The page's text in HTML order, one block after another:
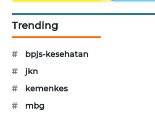
Trending
#
bpjs-kesehatan
#
jkn
#
kemenkes
#
mbg
SIBARAGAS
NEWS
SIANTAR
METRO